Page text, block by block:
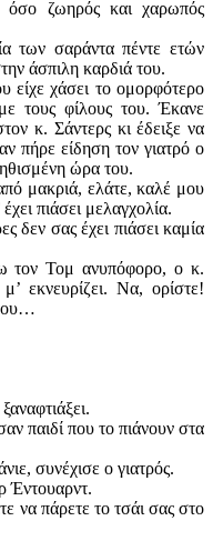
όσο ζωηρός και χαρωπός
των σαράντα πέντε ετών
άσπιλη καρδιά του.
είχε χάσει το ομορφότερο
με τους φίλους του. Έκανε
κ. Σάντερς κι έδειξε να
πήρε είδηση τον γιατρό ο
ώρα του.
μακριά, ελάτε, καλέ μου
πιάσει μελαγχολία.
σας έχει πιάσει καμία
τον Τομ ανυπόφορο, ο κ.
εκνευρίζει. Να, ορίστε!
παιδί που το πιάνουν στα
συνέχισε ο γιατρός.
Έντουαρντ.
να πάρετε το τσάι σας στο